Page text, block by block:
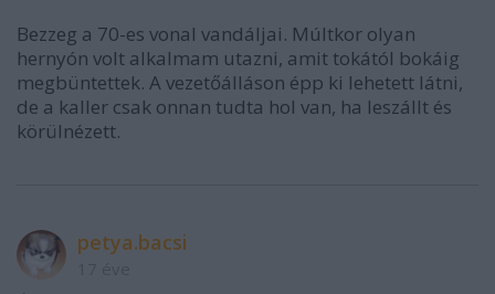
Bezzeg a 70-es vonal vandáljai. Múltkor olyan
hernyón volt alkalmam utazni, amit tokától bokáig
megbüntettek. A vezetőálláson épp ki lehetett látni,
de a kaller csak onnan tudta hol van, ha leszállt és
körülnézett.
petya.bacsi